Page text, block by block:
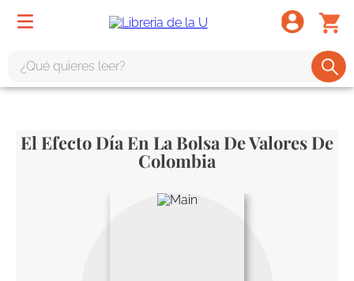
El Efecto Día En La Bolsa De Valores De
Colombia